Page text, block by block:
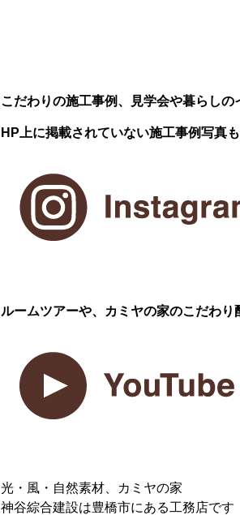
こだわりの施工事例、見学会や暮らしの
HP上に掲載されていない施工事例写真
ルームツアーや、カミヤの家のこだわり
光・風・自然素材、カミヤの家
神谷綜合建設は豊橋市にある工務店です